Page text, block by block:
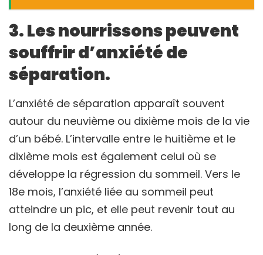
3. Les nourrissons peuvent
souffrir d’anxiété de
séparation.
L’anxiété de séparation apparaît souvent
autour du neuvième ou dixième mois de la vie
d’un bébé. L’intervalle entre le huitième et le
dixième mois est également celui où se
développe la régression du sommeil. Vers le
18e mois, l’anxiété liée au sommeil peut
atteindre un pic, et elle peut revenir tout au
long de la deuxième année.